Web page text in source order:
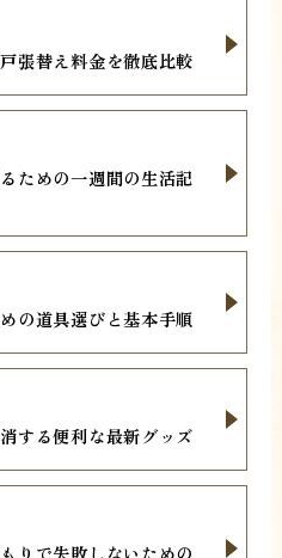
張替え料金を徹底比較
ための一週間の生活記
の道具選びと基本手順
する便利な最新グッズ
りで失敗しないための